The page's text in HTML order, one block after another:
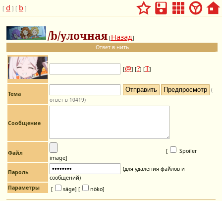
[ d ] [ b ]
/b/улочная [Назад]
Ответ в нить
[@] [?] [Т]
Тема
(
ответ в 10419)
Сообщение
Файл [
Spoiler
image]
Пароль
(для удаления файлов и
сообщений)
Параметры
[ säge] [ nöko]